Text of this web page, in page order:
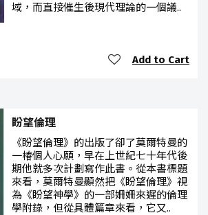
域，而直接催生後現代理論的一個議..
Add to Cart
盼望倫理
《盼望倫理》的出版了卻了莫爾特曼的
一椿個人心願，早在上世紀七十年代後
期他就多次計劃寫作此書。從本書標題
來看，莫爾特曼顯然把《盼望倫理》視
為《盼望神學》的一部姍姍來遲的倫理
學附錄，但從具體篇章來看，它又..